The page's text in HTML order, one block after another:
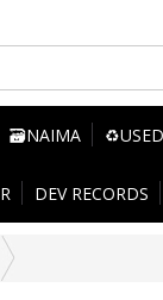
🗃️NAIMA ♻️USED
DEV RECORDS